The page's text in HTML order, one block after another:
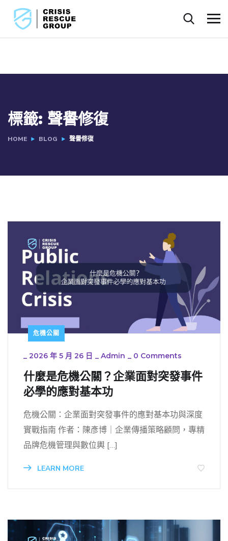
標籤: 聲譽修復
HOME BLOG 聲譽修復
危機公關
_ 2026 年 5 月 26 日 _ Admin _ 0 Comments
什麼是危機公關？企業面對突發事件
必學的應對基本功
危機公關：企業面對突發事件的應對基本功與深度
實戰指南 作者：陳彥博｜企業傳播策略顧問，專精
品牌危機管理與數位輿 […]
LEARN MORE